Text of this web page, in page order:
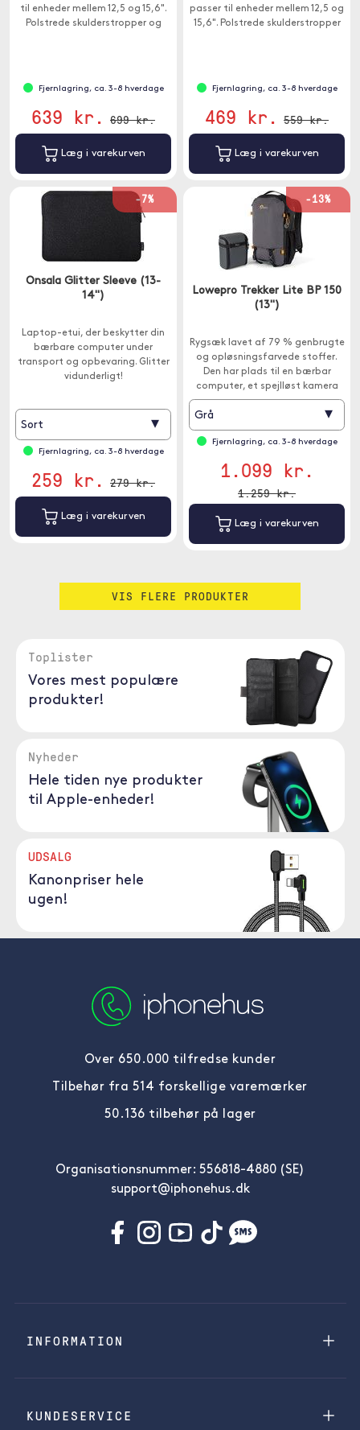
til enheder mellem 12,5 og 15,6".
Polstrede skulderstropper og
Fjernlagring, ca. 3-8 hverdage
639 kr. 699 kr.
Læg i varekurven
passer til enheder mellem 12,5 og
15,6". Polstrede skulderstropper
Fjernlagring, ca. 3-8 hverdage
469 kr. 559 kr.
Læg i varekurven
-7%
Onsala Glitter Sleeve (13-
14")
Laptop-etui, der beskytter din
bærbare computer under
transport og opbevaring. Glitter
vidunderligt!
Sort ▾
Fjernlagring, ca. 3-8 hverdage
259 kr. 279 kr.
Læg i varekurven
-13%
Lowepro Trekker Lite BP 150
(13")
Rygsæk lavet af 79 % genbrugte
og opløsningsfarvede stoffer.
Den har plads til en bærbar
computer, et spejlløst kamera
med afgrødesensor med
objektiv monteret plus 1-2 små
objektiver.
Grå ▾
Fjernlagring, ca. 3-8 hverdage
1.099 kr.
1.259 kr.
Læg i varekurven
VIS FLERE PRODUKTER
Toplister
Vores mest populære
produkter!
Nyheder
Hele tiden nye produkter
til Apple-enheder!
UDSALG
Kanonpriser hele
ugen!
Over 650.000 tilfredse kunder
Tilbehør fra 514 forskellige varemærker
50.136 tilbehør på lager
Organisationsnummer: 556818-4880 (SE)
support@iphonehus.dk
INFORMATION
KUNDESERVICE